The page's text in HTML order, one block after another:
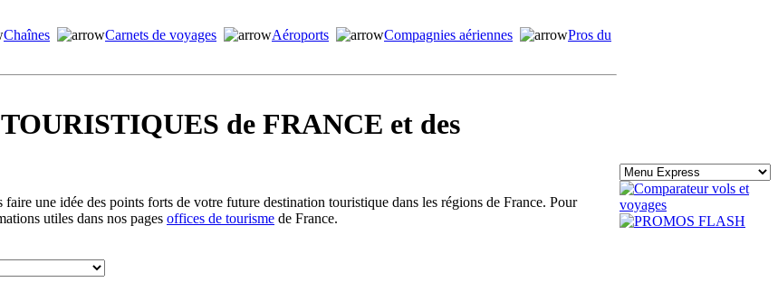
Chaînes Carnets de voyages Aéroports Compagnies aériennes
Pros du
TOURISTIQUES de FRANCE et des
une idée des points forts de votre future destination touristique dans les régions de France. Pour
utiles dans nos pages offices de tourisme de France.